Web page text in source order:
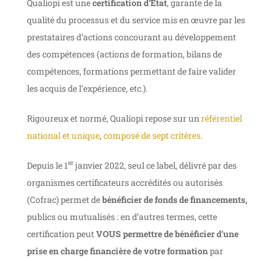
Qualiopi est unecertification d’État, garante de la
qualité du processus et du service mis en œuvre par les
prestataires d’actions concourant au développement
des compétences (actionsde formation, bilans de
compétences, formations permettant de faire valider
les acquis de l’expérience, etc.).
Rigoureux et normé, Qualiopi repose sur un référentiel
national et unique, composé de sept critères.
Depuis le 1er janvier 2022, seul ce label, délivrépar des
organismes certificateurs accrédités ou autorisés
(Cofrac) permetdebénéficier de fonds definancements,
publics ou mutualisés :en d’autres termes, cette
certification peutVOUS permettrede bénéficier d’une
prise en charge financière de votre formationpar